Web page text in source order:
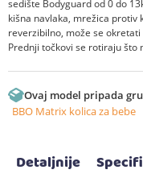
sedište Bodyguard od 0 do
kišna navlaka, mrežica protiv
reverzibilno, može se
Prednji točkovi se rotiraju što
Ovaj model pripada
BBO Matrix kolica za bebe
Detaljnije